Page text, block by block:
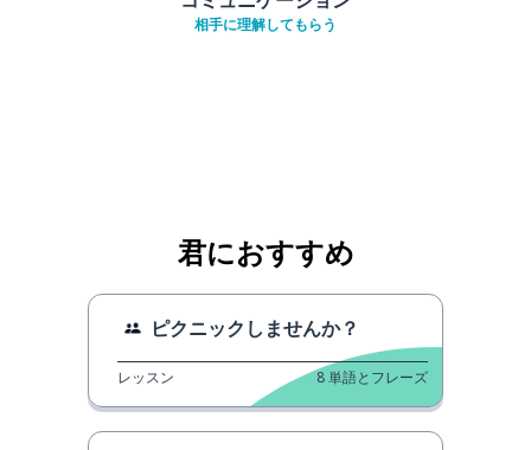
相手に理解してもらう
君におすすめ
ピクニックしませんか？
レッスン 8単語とフレーズ